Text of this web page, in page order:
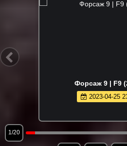
Форсаж 9 | F9
2023-04-25
1/20